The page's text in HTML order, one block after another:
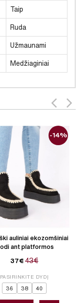
Taip
Ruda
Užmaunami
Medžiaginiai
auliniai ekozomšiniai
ant platformos
37€ 43€
-14%
PASIRINKITE DYDĮ
36 38 40